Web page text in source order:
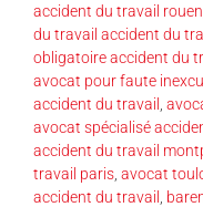
accident du travail rouen
du travail accident du
obligatoire accident du
avocat pour faute
accident du travail
avocat spécialisé
accident du travail
travail paris avocat
accident du travail